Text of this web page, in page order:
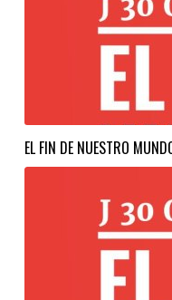
EL FIN DE NUESTRO